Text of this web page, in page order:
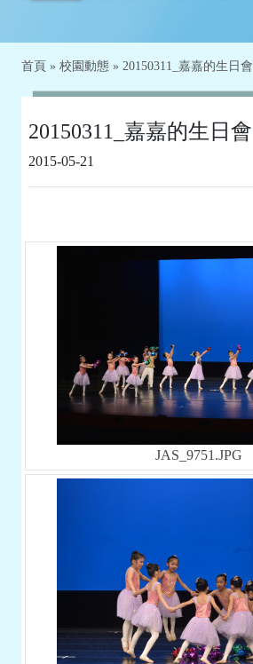
首頁 » 校園動態 » 20150311_嘉嘉的生日會
20150311_嘉嘉的生日會
2015-05-21
JAS_9751.JPG